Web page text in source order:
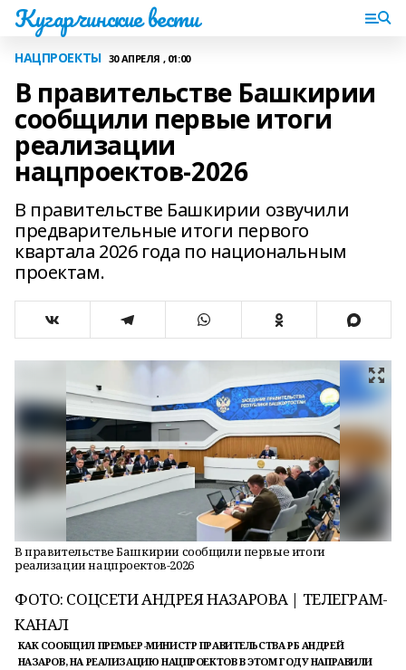
Кугарчинские вести
НАЦПРОЕКТЫ 30 АПРЕЛЯ , 01:00
В правительстве Башкирии
сообщили первые итоги
реализации
нацпроектов-2026
В правительстве Башкирии озвучили
предварительные итоги первого
квартала 2026 года по национальным
проектам.
В правительстве Башкирии сообщили первые итоги
реализации нацпроектов-2026
ФОТО: СОЦСЕТИ АНДРЕЯ НАЗАРОВА | ТЕЛЕГРАМ-
КАНАЛ
КАК СООБЩИЛ ПРЕМЬЕР-МИНИСТР ПРАВИТЕЛЬСТВА РБ АНДРЕЙ
НАЗАРОВ, НА РЕАЛИЗАЦИЮ НАЦПРОЕКТОВ В ЭТОМ ГОДУ НАПРАВИЛИ